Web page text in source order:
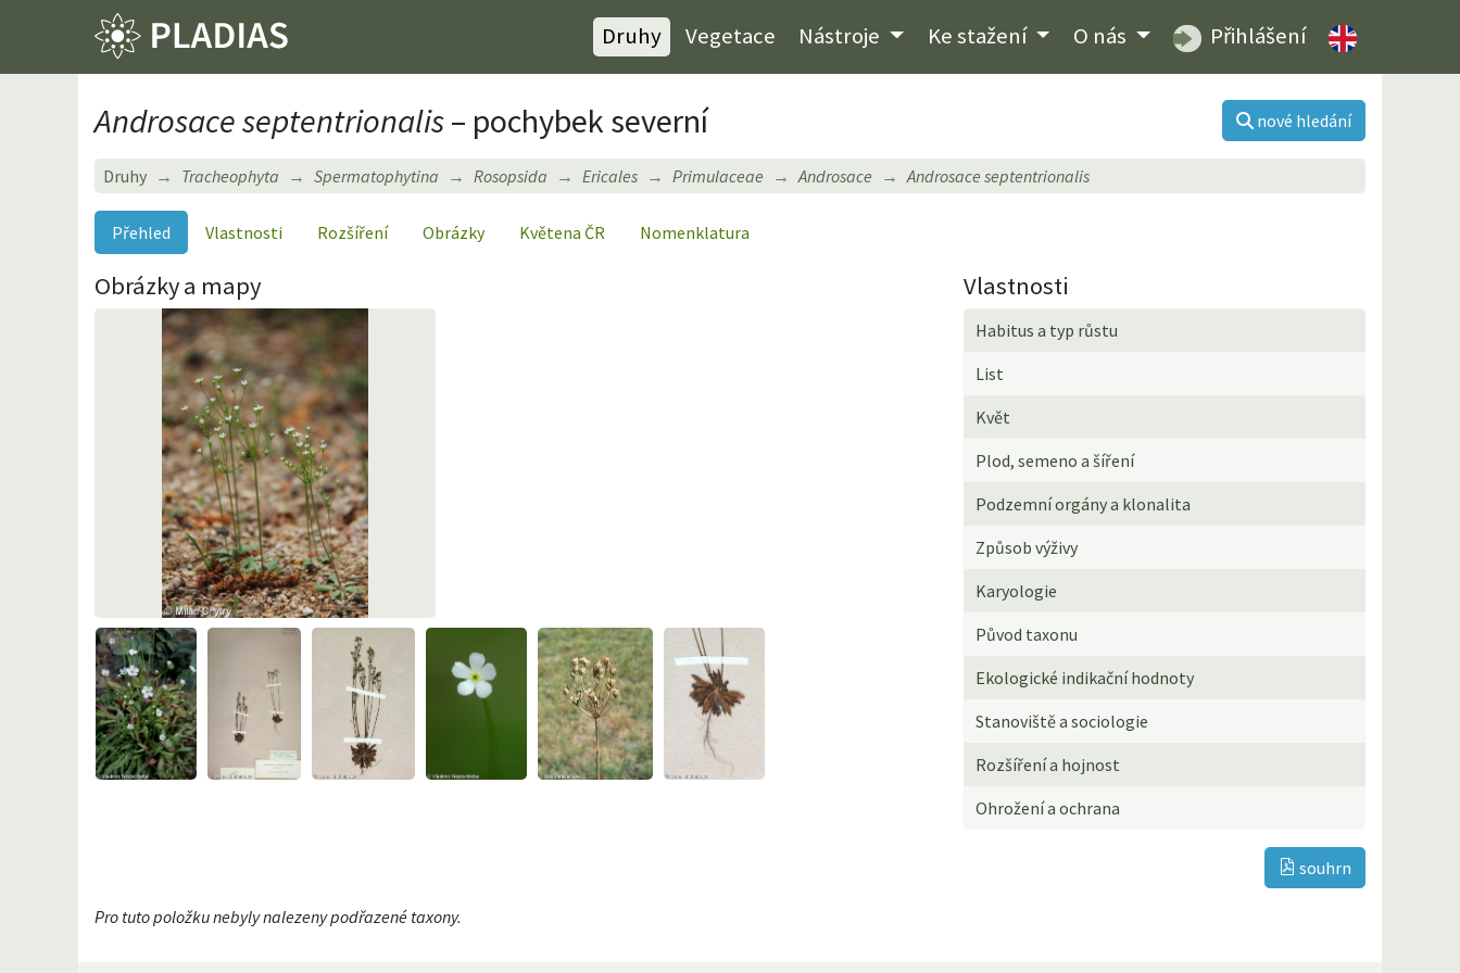
Druhy Vegetace Nástroje Ke stažení O nás Přihlášení
Androsace septentrionalis– pochybek severní nové hledání
Druhy Tracheophyta Spermatophytina Rosopsida Ericales Primulaceae Androsace Androsace septentrionalis
Přehled Vlastnosti Rozšíření Obrázky Květena ČR Nomenklatura
Obrázky a mapy Vlastnosti
Habitus a typ růstu
List
Květ
Plod, semeno a šíření
Podzemní orgány a klonalita
Způsob výživy
Karyologie
Původ taxonu
Ekologické indikační hodnoty
Stanoviště a sociologie
Rozšíření a hojnost
Ohrožení a ochrana
souhrn
Pro tuto položku nebyly nalezeny podřazené taxony.